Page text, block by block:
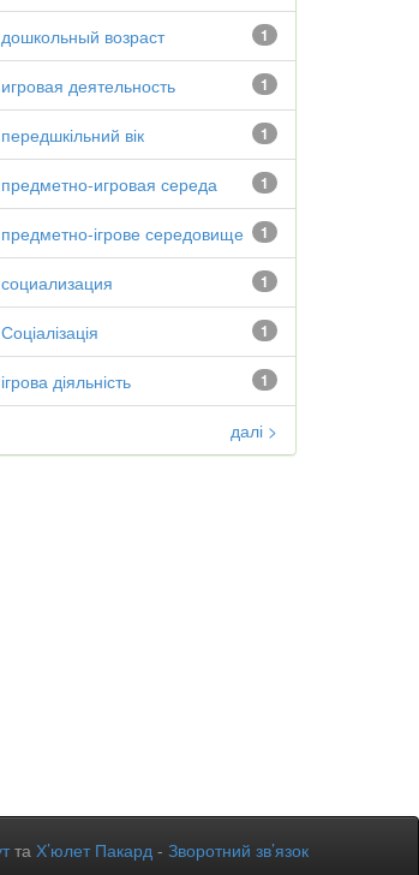
1
дошкольный возраст
1
игровая деятельность
1
передшкільний вік
1
предметно-игровая середа
1
предметно-ігрове середовище
1
социализация
1
Соціалізація
1
ігрова діяльність
далі >
та Х’юлет Пакард - Зворотний зв’язок